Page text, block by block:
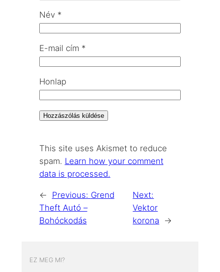
Név *
E-mail cím *
Honlap
This site uses Akismet to reduce
spam. Learn how your comment
data is processed.
← Previous: Grend
Theft Autó –
Bohóckodás
Next:
Vektor
korona
→
EZ MEG MI?